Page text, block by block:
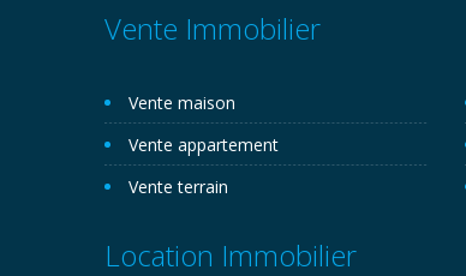
Vente Immobilier
Vente maison
Vente appartement
Vente terrain
Location Immobilier